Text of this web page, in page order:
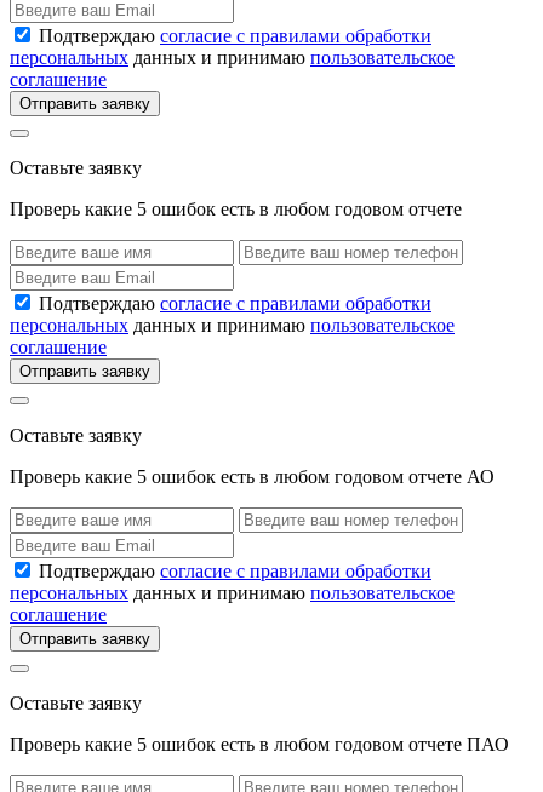
Подтверждаю согласие с правилами обработки
персональных данных и принимаю пользовательское
соглашение
Отправить заявку
Оставьте заявку
Проверь какие 5 ошибок есть в любом годовом отчете
Подтверждаю согласие с правилами обработки
персональных данных и принимаю пользовательское
соглашение
Отправить заявку
Оставьте заявку
Проверь какие 5 ошибок есть в любом годовом отчете АО
Подтверждаю согласие с правилами обработки
персональных данных и принимаю пользовательское
соглашение
Отправить заявку
Оставьте заявку
Проверь какие 5 ошибок есть в любом годовом отчете ПАО